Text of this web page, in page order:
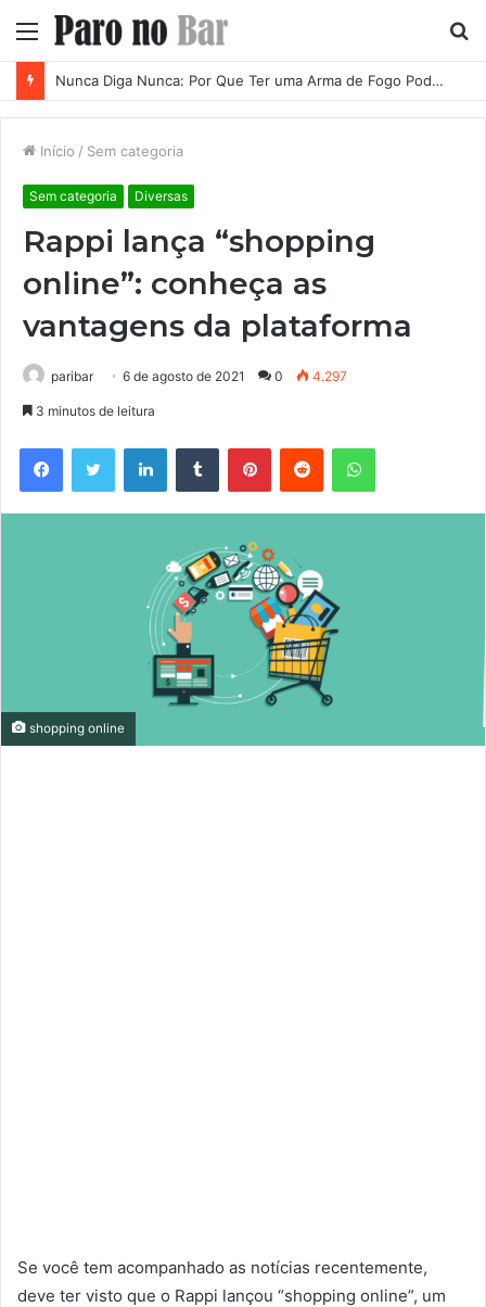
Menu
Nunca Diga Nunca: Por Que Ter uma Arma de Fogo Pode se Tornar uma Necessidade em Diferentes Momentos da Vida
Início / Sem categoria
Sem categoria Diversas
Rappi lança “shopping
online”: conheça as
vantagens da plataforma
paribar 6 de agosto de 2021 0 4.297
3 minutos de leitura
FacebookTwitter LinkedinTumblr PinterestReddit WhatsApp
shopping online
Se você tem acompanhado as notícias recentemente,
deve ter visto que o Rappi lançou “shopping online”, um